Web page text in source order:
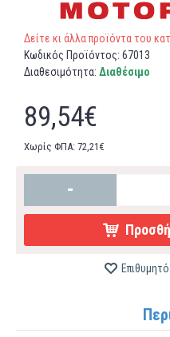
Δείτε κι άλλα προϊόντα του
Κωδικός Προϊόντος: 67013
Διαθεσιμότητα: Διαθέσιμο
89,54€
Χωρίς ΦΠΑ: 72,21€
-
Επιθυμητό